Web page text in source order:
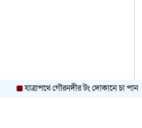
যাত্রাপথে গৌরনদীর টং দোকানে চা পান